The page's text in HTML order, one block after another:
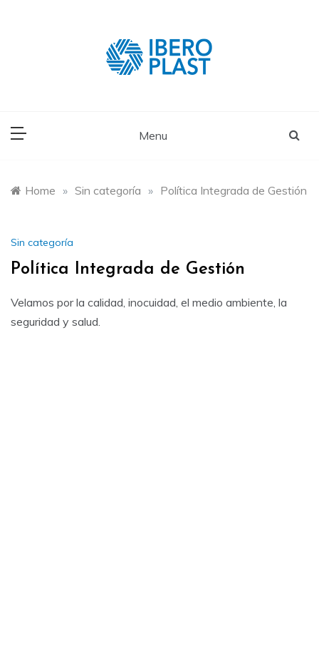
Menu
Home » Sin categoría » Política Integrada de Gestión
Sin categoría
Política Integrada de Gestión
Velamos por la calidad, inocuidad, el medio ambiente, la
seguridad y salud.